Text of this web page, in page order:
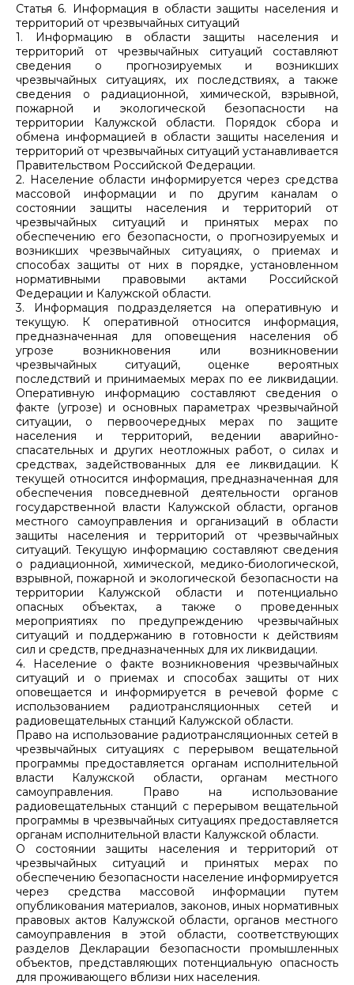
Статья 6. Информация в области защиты населения и
территорий от чрезвычайных ситуаций
1. Информацию в области защиты населения и
территорий от чрезвычайных ситуаций составляют
сведения о прогнозируемых и возникших
чрезвычайных ситуациях, их последствиях, а также
сведения о радиационной, химической, взрывной,
пожарной и экологической безопасности на
территории Калужской области. Порядок сбора и
обмена информацией в области защиты населения и
территорий от чрезвычайных ситуаций устанавливается
Правительством Российской Федерации.
2. Население области информируется через средства
массовой информации и по другим каналам о
состоянии защиты населения и территорий от
чрезвычайных ситуаций и принятых мерах по
обеспечению его безопасности, о прогнозируемых и
возникших чрезвычайных ситуациях, о приемах и
способах защиты от них в порядке, установленном
нормативными правовыми актами Российской
Федерации и Калужской области.
3. Информация подразделяется на оперативную и
текущую. К оперативной относится информация,
предназначенная для оповещения населения об
угрозе возникновения или возникновении
чрезвычайных ситуаций, оценке вероятных
последствий и принимаемых мерах по ее ликвидации.
Оперативную информацию составляют сведения о
факте (угрозе) и основных параметрах чрезвычайной
ситуации, о первоочередных мерах по защите
населения и территорий, ведении аварийно-
спасательных и других неотложных работ, о силах и
средствах, задействованных для ее ликвидации. К
текущей относится информация, предназначенная для
обеспечения повседневной деятельности органов
государственной власти Калужской области, органов
местного самоуправления и организаций в области
защиты населения и территорий от чрезвычайных
ситуаций. Текущую информацию составляют сведения
о радиационной, химической, медико-биологической,
взрывной, пожарной и экологической безопасности на
территории Калужской области и потенциально
опасных объектах, а также о проведенных
мероприятиях по предупреждению чрезвычайных
ситуаций и поддержанию в готовности к действиям
сил и средств, предназначенных для их ликвидации.
4. Население о факте возникновения чрезвычайных
ситуаций и о приемах и способах защиты от них
оповещается и информируется в речевой форме с
использованием радиотрансляционных сетей и
радиовещательных станций Калужской области.
Право на использование радиотрансляционных сетей в
чрезвычайных ситуациях с перерывом вещательной
программы предоставляется органам исполнительной
власти Калужской области, органам местного
самоуправления. Право на использование
радиовещательных станций с перерывом вещательной
программы в чрезвычайных ситуациях предоставляется
органам исполнительной власти Калужской области.
О состоянии защиты населения и территорий от
чрезвычайных ситуаций и принятых мерах по
обеспечению безопасности население информируется
через средства массовой информации путем
опубликования материалов, законов, иных нормативных
правовых актов Калужской области, органов местного
самоуправления в этой области, соответствующих
разделов Декларации безопасности промышленных
объектов, представляющих потенциальную опасность
для проживающего вблизи них населения.